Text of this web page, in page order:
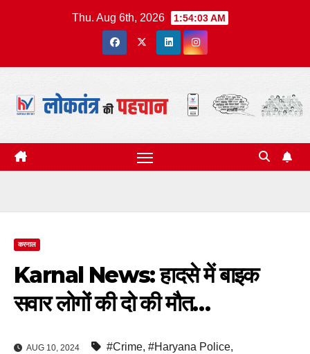
Thu. Aug 6th, 2026 1:54:04 AM
करनाल
Karnal News: हादसे में बाइक
सवार लोगों की दो की मौत…
AUG 10, 2024 #Crime, #Haryana Police,